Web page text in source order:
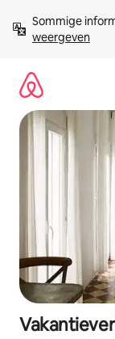
direct
naar
Sommige
weergeven